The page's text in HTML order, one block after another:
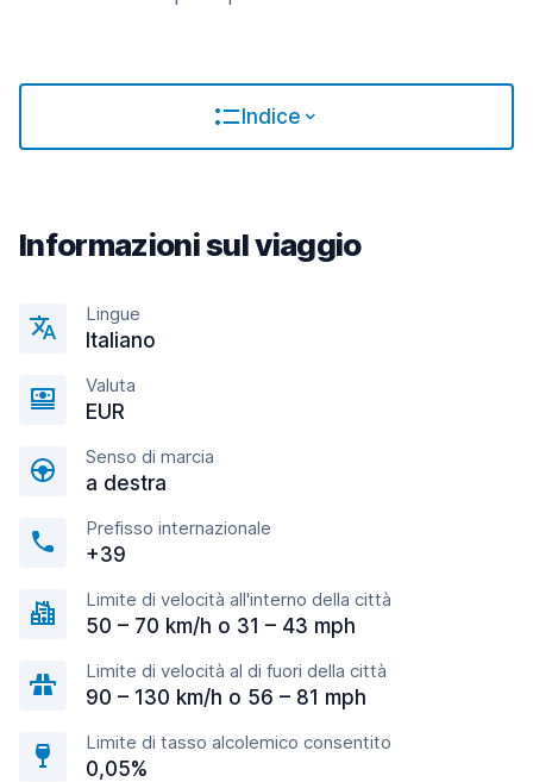
Indice
Informazioni sul viaggio
Lingue
Italiano
Valuta
EUR
Senso di marcia
a destra
Prefisso internazionale
+39
Limite di velocità all'interno della città
50 – 70 km/h o 31 – 43 mph
Limite di velocità al di fuori della città
90 – 130 km/h o 56 – 81 mph
Limite di tasso alcolemico consentito
0,05%